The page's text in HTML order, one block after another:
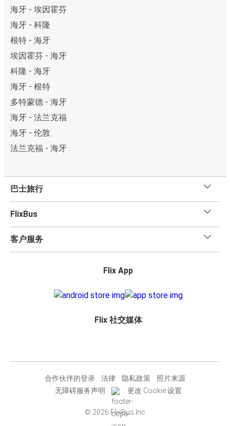
海牙 - 埃因霍芬
海牙 - 科隆
根特 - 海牙
埃因霍芬 - 海牙
科隆 - 海牙
海牙 - 根特
多特蒙德 - 海牙
海牙 - 法兰克福
海牙 - 伦敦
法兰克福 - 海牙
巴士旅行
FlixBus
客户服务
Flix App
Flix 社交媒体
合作伙伴的登录 法律 隐私政策
照片来源
无障碍服务声明
更改 Cookie 设置
© 2026 FlixBus Inc